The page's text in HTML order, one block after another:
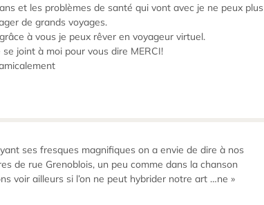
et les problèmes de santé qui vont avec je ne peux plus
de grands voyages.
à vous je peux rêver en voyageur virtuel.
se joint à moi pour vous dire MERCI!
ses fresques magnifiques on a envie de dire à nos
de rue Grenoblois, un peu comme dans la chanson
voir ailleurs si l’on ne peut hybrider notre art …ne »